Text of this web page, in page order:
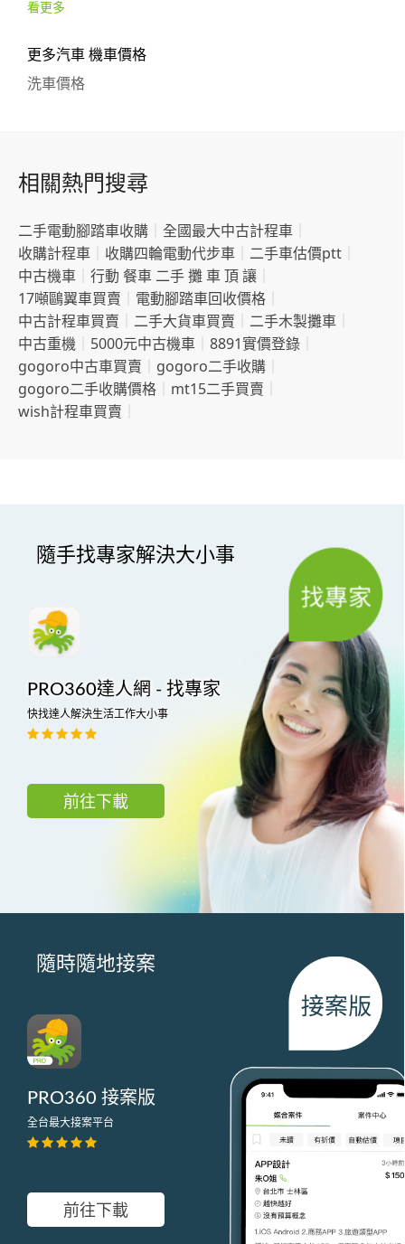
看更多
更多汽車 機車價格
洗車價格
相關熱門搜尋
二手電動腳踏車收購 全國最大中古計程車
收購計程車
收購四輪電動代步車 二手車估價ptt
中古機車
行動 餐車 二手 攤 車 頂 讓
17噸鷗翼車買賣
電動腳踏車回收價格
中古計程車買賣
二手大貨車買賣 二手木製攤車
中古重機
5000元中古機車 8891實價登錄
gogoro中古車買賣
gogoro二手收購
gogoro二手收購價格
mt15二手買賣
wish計程車買賣
隨手找專家解決大小事
PRO360達人網 - 找專家
快找達人解決生活工作大小事
前往下載
隨時隨地接案
PRO360 接案版
全台最大接案平台
前往下載